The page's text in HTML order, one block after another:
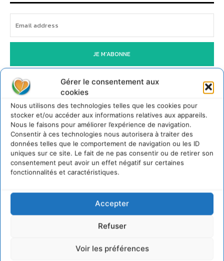
Gérer le consentement aux
cookies
Nous utilisons des technologies telles que les cookies pour
stocker et/ou accéder aux informations relatives aux appareils.
Nous le faisons pour améliorer l’expérience de navigation.
Consentir à ces technologies nous autorisera à traiter des
données telles que le comportement de navigation ou les ID
uniques sur ce site. Le fait de ne pas consentir ou de retirer son
consentement peut avoir un effet négatif sur certaines
fonctionnalités et caractéristiques.
Accepter
Refuser
Voir les préférences
JE M'ABONNE